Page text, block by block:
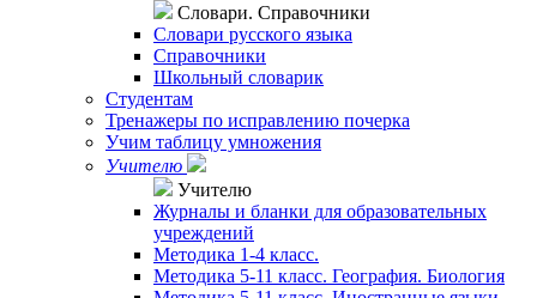
Словари. Справочники
Словари русского языка
Справочники
Школьный словарик
Студентам
Тренажеры по исправлению почерка
Учим таблицу умножения
Учителю
Учителю
Журналы и бланки для образовательных
учреждений
Методика 1-4 класс.
Методика 5-11 класс. География. Биология